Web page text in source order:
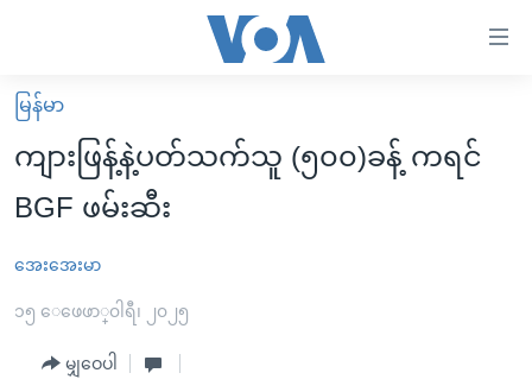
လွယ်ကူ
စေ
သည့်
များ
ပင်မ
မူလစာမျက်နှာ
မြန်မာ
ကမ္ဘာ့သတင်းများ
အစ္စရေး-ပါလက်စတိုင်း
သတင်းလွတ်လပ်ခွင့်
အင်္ဂလိပ်စာလေ့လာမယ်
မြန်မာ
ကျားဖြန့်နဲ့ပတ်သက်သူ (၅၀၀)ခန့် ကရင်
BGF ဖမ်းဆီး
အေးအေးမာ
၁၅ ေဖေဖာ္၀ါရီ၊ ၂၀၂၅
မျှဝေပါ